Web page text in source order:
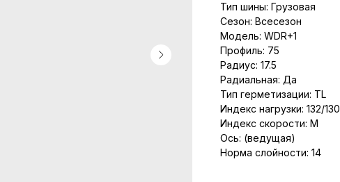
Тип шины: Грузовая
Сезон: Всесезон
Модель: WDR+1
Профиль: 75
Радиус: 17.5
Радиальная: Да
Тип герметизации: TL
Индекс нагрузки: 132/130
Индекс скорости: M
Ось: (ведущая)
Норма слойности: 14